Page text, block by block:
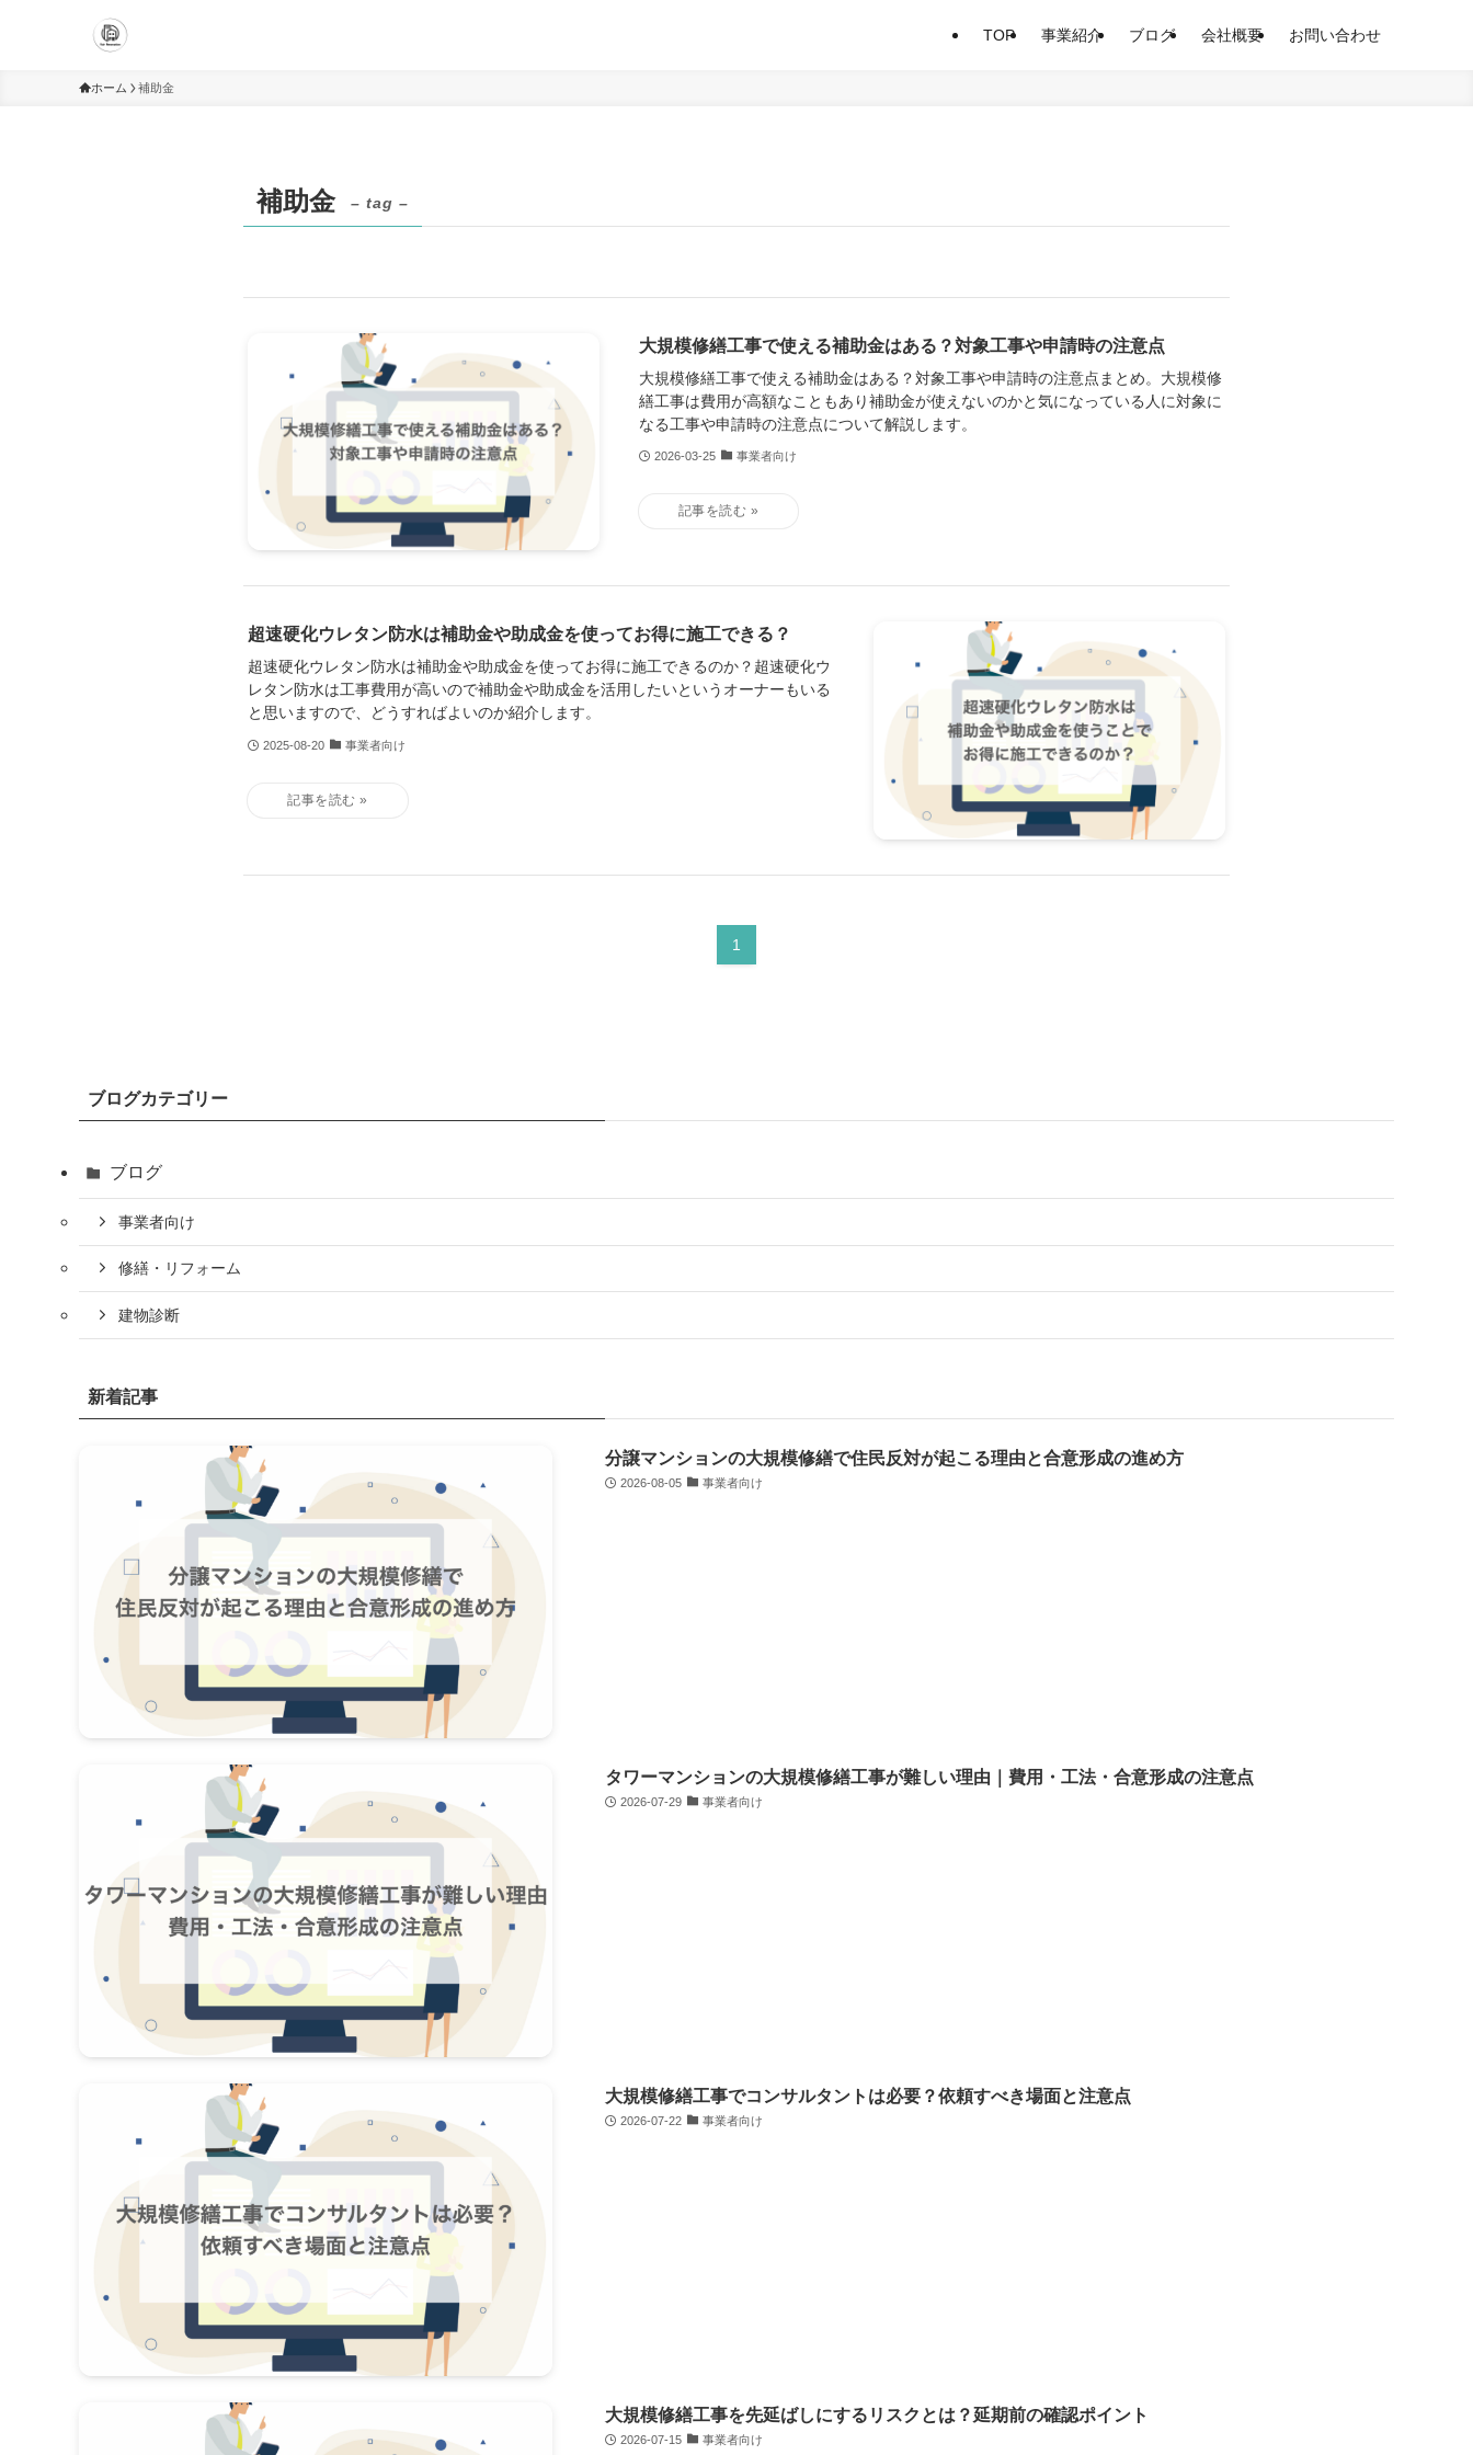
TOP 事業紹介 ブログ 会社概要 お問い合わせ
ホーム 補助金
補助金 – tag –
大規模修繕工事で使える補助金はある？対象工事や申請時の注意点
大規模修繕工事で使える補助金はある？対象工事や申請時の注意点まとめ。大規模修
繕工事は費用が高額なこともあり補助金が使えないのかと気になっている人に対象に
なる工事や申請時の注意点について解説します。
2026-03-25 事業者向け
超速硬化ウレタン防水は補助金や助成金を使ってお得に施工できる？
超速硬化ウレタン防水は補助金や助成金を使ってお得に施工できるのか？超速硬化ウ
レタン防水は工事費用が高いので補助金や助成金を活用したいというオーナーもいる
と思いますので、どうすればよいのか紹介します。
2025-08-20 事業者向け
1
ブログカテゴリー
ブログ
事業者向け
修繕・リフォーム
建物診断
新着記事
分譲マンションの大規模修繕で住民反対が起こる理由と合意形成の進め方
2026-08-05 事業者向け
タワーマンションの大規模修繕工事が難しい理由｜費用・工法・合意形成の注意点
2026-07-29 事業者向け
大規模修繕工事でコンサルタントは必要？依頼すべき場面と注意点
2026-07-22 事業者向け
大規模修繕工事を先延ばしにするリスクとは？延期前の確認ポイント
2026-07-15 事業者向け